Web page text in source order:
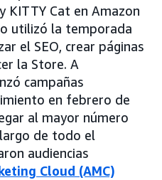
KITTY Cat en Amazon
utilizó la temporada
el SEO, crear páginas
la Store. A
campañas
en febrero de
al mayor número
de todo el
audiencias
Cloud (AMC)